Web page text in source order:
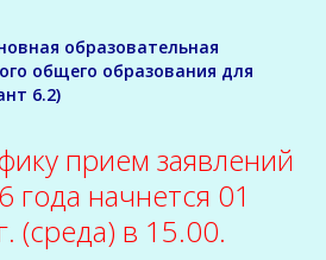
образовательная
общего образования для
6.2)
прием заявлений
года начнется 01
(среда) в 15.00.